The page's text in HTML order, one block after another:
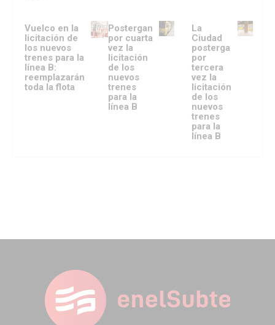
Vuelco en la
licitación de
los nuevos
trenes para la
línea B:
reemplazarán
toda la flota
Postergan
por cuarta
vez la
licitación
de los
nuevos
trenes
para la
línea B
La
Ciudad
posterga
por
tercera
vez la
licitación
de los
nuevos
trenes
para la
línea B